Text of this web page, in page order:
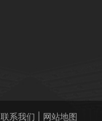
联系我们 网站地图